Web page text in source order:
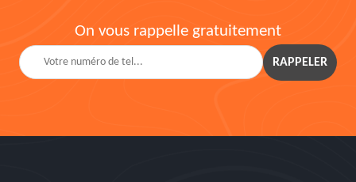
On vous rappelle gratuitement